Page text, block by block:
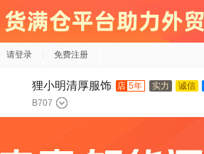
请登录 免费注册
狸小明清厚服饰 店 5年 实力 诚信
B707